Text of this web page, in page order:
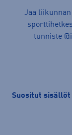
Jaa
tunniste
Suositut sisällöt